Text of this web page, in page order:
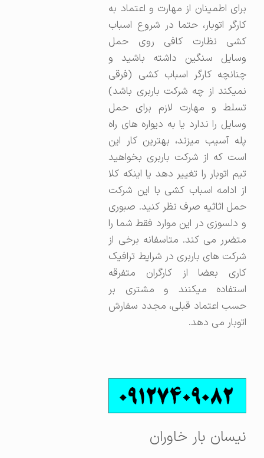
برای اطمینان از مهارت و اعتماد به
کارگر اتوبار، حتما در شروع اسباب
کشی نظارت کافی روی حمل
وسایل سنگین داشته باشید و
چنانچه کارگر اسباب کشی (فرقی
نمیکند از چه شرکت باربری باشد)
تسلط و مهارت لازم برای حمل
وسایل را ندارد یا به دیواره های راه
پله آسیب میزند، بهترین کار این
است که از شرکت باربری بخواهید
تیم اتوبار را تغییر دهد یا اینکه کلا
از ادامه اسباب کشی با این شرکت
حمل اثاثیه صرف نظر کنید. صبوری
و دلسوزی در این موارد فقط شما را
متضرر می کند. متاسفانه برخی از
شرکت های باربری در شرایط ترافیک
کاری بعضا از کارگران متفرقه
استفاده میکنند و مشتری بر
حسب اعتماد قبلی، مجدد سفارش
اتوبار می دهد.
نیسان بار خاوران